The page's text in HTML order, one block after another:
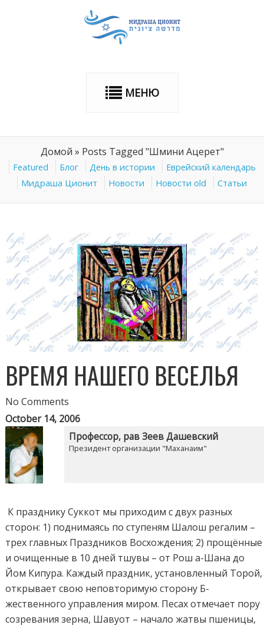
МЕНЮ
Домой » Posts Tagged "Шмини Ацерет"
Featured Блог День в истории
Еврейский календарь
Мидраша Ционит
Новости Новости old Статьи
ВРЕМЯ НАШЕГО ВЕСЕЛЬЯ
No Comments
October 14, 2006
Профессор, рав Зеев Дашевский
Президент организации "Маханаим"
К празднику Суккот мы приходим с двух разных
сторон: 1) поднимаясь по ступеням Шалош регалим –
трех главных Праздников Восхождения; 2) прощённые
и очищенные в 10 дней тшувы – от Рош а-Шана до
Йом Кипура. Каждый праздник, установленный Торой,
открывает свою неповторимую сторону Б-
жественного управления миром. Песах отмечает пору
созревания зерна, Шавуот – начало жатвы пшеницы,